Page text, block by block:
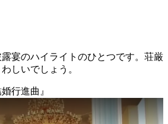
宴のハイライトのひとつです。荘厳
しいでしょう。
行進曲』